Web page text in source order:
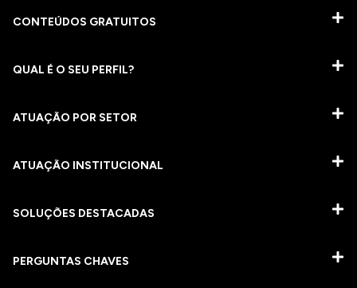
CONTEÚDOS GRATUITOS
QUAL É O SEU PERFIL?
ATUAÇÃO POR SETOR
ATUAÇÃO INSTITUCIONAL
SOLUÇÕES DESTACADAS
PERGUNTAS CHAVES​